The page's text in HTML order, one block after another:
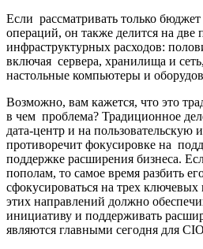
Если рассматривать только
операций, он также делится на две
инфраструктурных расходов:
включая сервера, хранилища и
настольные компьютеры и
Возможно, вам кажется, что это
в чем проблема? Традиционное
дата-центр и на пользовательскую
противоречит фокусировке на
поддержке расширения бизнеса.
пополам, то самое время разбить
сфокусироваться на трех
этих направлений должно
инициативу и поддерживать
являются главными сегодня для